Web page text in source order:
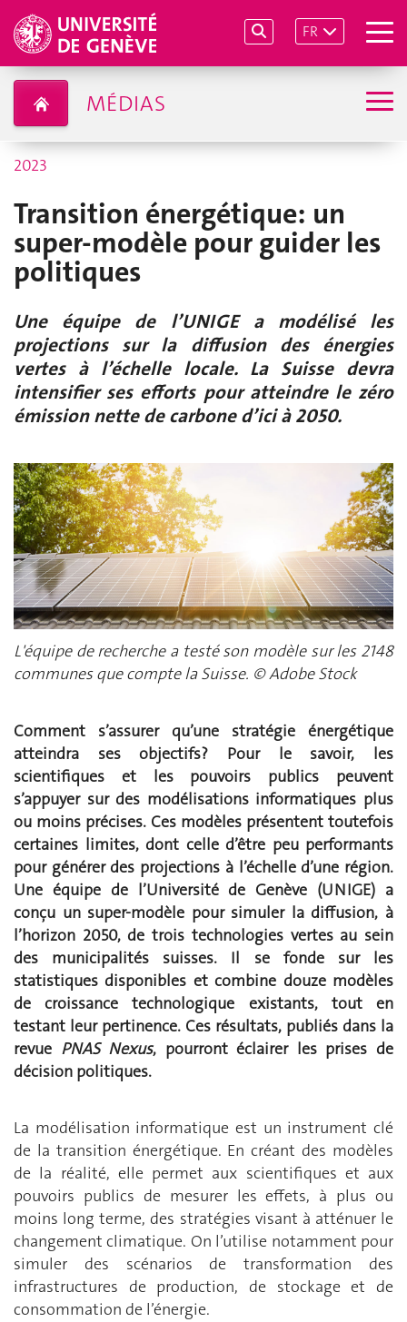
FR
MÉDIAS
2023
Transition énergétique: un
super-modèle pour guider les
politiques
Une équipe de l’UNIGE a modélisé les
projections sur la diffusion des énergies
vertes à l’échelle locale. La Suisse devra
intensifier ses efforts pour atteindre le zéro
émission nette de carbone d’ici à 2050.
L'équipe de recherche a testé son modèle sur les 2148
communes que compte la Suisse. © Adobe Stock
Comment s’assurer qu’une stratégie énergétique
atteindra sesobjectifs? Pour le savoir, les
scientifiques et les pouvoirs publics peuvent
s’appuyer sur des modélisations informatiques plus
ou moins précises. Ces modèles présentent toutefois
certaines limites, dont celle d’être peu performants
pour générer des projections à l’échelle d’une région.
Une équipe de l’Université de Genève (UNIGE) a
conçu un super-modèle pour simuler la diffusion, à
l’horizon 2050, de trois technologies vertes au sein
des municipalités suisses. Il se fonde sur les
statistiques disponibles et combine douze modèles
de croissance technologique existants, tout en
testant leur pertinence. Ces résultats, publiés dans la
revue PNAS Nexus, pourront éclairer les prises de
décision politiques.
La modélisation informatique est un instrument clé
de la transition énergétique. En créant des modèles
de la réalité, elle permet aux scientifiques et aux
pouvoirs publics de mesurer les effets, à plus ou
moins long terme, des stratégies visant à atténuer le
changement climatique. On l’utilise notamment pour
simuler des scénarios de transformation des
infrastructures de production, de stockage et de
consommation de l’énergie.